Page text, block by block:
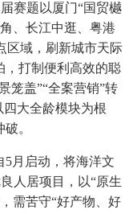
赛题以厦门“国贸樾
、长江中逛、粤港
区域，刷新城市天际
，打制便利高效的聪
笼盖”“全案营销”转
四大全龄模块为根
。
月启动，将海洋文
人居项目，以“原生
需苦守“好产物、好